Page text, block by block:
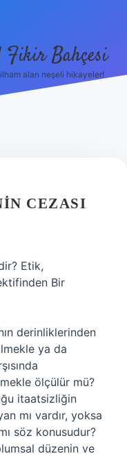
Fikir Bahçesi
alan neşeli hikayeler!
CEZASI
Etik,
Bir
derinliklerinden
ya da
ölçülür mü?
itaatsizliğin
mı vardır, yoksa
söz konusudur?
düzenin ve